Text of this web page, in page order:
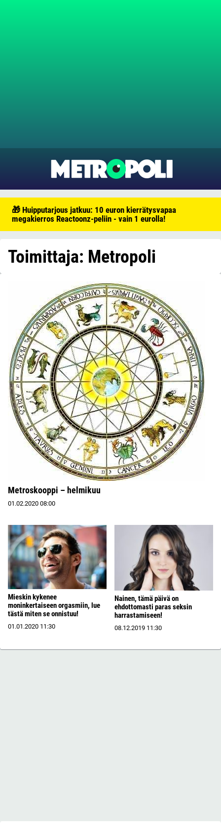
🎁 Huipputarjous jatkuu: 10 euron kierrätysvapaa
megakierros Reactoonz-peliin - vain 1 eurolla!
Toimittaja: Metropoli
Metroskooppi – helmikuu
01.02.2020 08:00
Mieskin kykenee
moninkertaiseen orgasmiin, lue
tästä miten se onnistuu!
01.01.2020 11:30
Nainen, tämä päivä on
ehdottomasti paras seksin
harrastamiseen!
08.12.2019 11:30